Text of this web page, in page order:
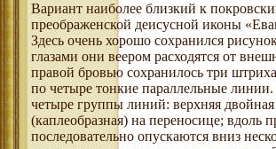
Вариант наиболее близкий к
преображенской деисусной иконы
Здесь очень хорошо сохранился
глазами они веером расходятся от
правой бровью сохранилось три
по четыре тонкие параллельные
четыре группы линий: верхняя двойная
(каплеобразная) на переносице; вдоль
последовательно опускаются вниз